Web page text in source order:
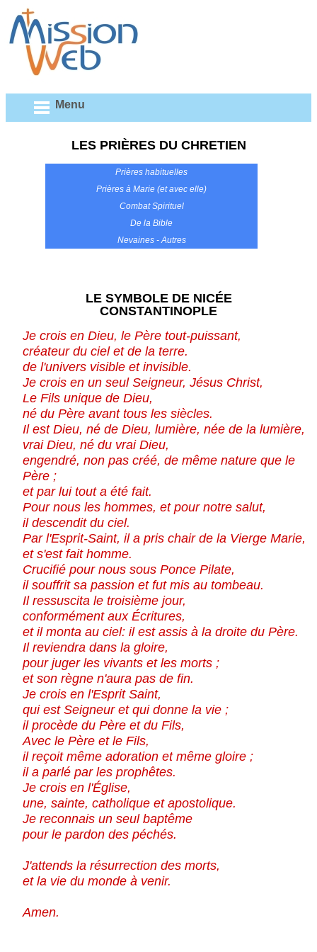
Menu
LES PRIÈRES DU CHRETIEN
Prières habituelles
Prières à Marie (et avec elle)
Combat Spirituel
De la Bible
Nevaines - Autres
LE SYMBOLE DE NICÉE
CONSTANTINOPLE
Je crois en Dieu, le Père tout-puissant,
créateur du ciel et de la terre.
de l'univers visible et invisible.
Je crois en un seul Seigneur, Jésus Christ,
Le Fils unique de Dieu,
né du Père avant tous les siècles.
Il est Dieu, né de Dieu, lumière, née de la lumière,
vrai Dieu, né du vrai Dieu,
engendré, non pas créé, de même nature que le
Père ;
et par lui tout a été fait.
Pour nous les hommes, et pour notre salut,
il descendit du ciel.
Par l'Esprit-Saint, il a pris chair de la Vierge Marie,
et s'est fait homme.
Crucifié pour nous sous Ponce Pilate,
il souffrit sa passion et fut mis au tombeau.
Il ressuscita le troisième jour,
conformément aux Écritures,
et il monta au ciel: il est assis à la droite du Père.
Il reviendra dans la gloire,
pour juger les vivants et les morts ;
et son règne n'aura pas de fin.
Je crois en l'Esprit Saint,
qui est Seigneur et qui donne la vie ;
il procède du Père et du Fils,
Avec le Père et le Fils,
il reçoit même adoration et même gloire ;
il a parlé par les prophêtes.
Je crois en l'Église,
une, sainte, catholique et apostolique.
Je reconnais un seul baptême
pour le pardon des péchés.
J'attends la résurrection des morts,
et la vie du monde à venir.
Amen.